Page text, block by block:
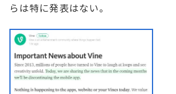
らは特に発表はない。